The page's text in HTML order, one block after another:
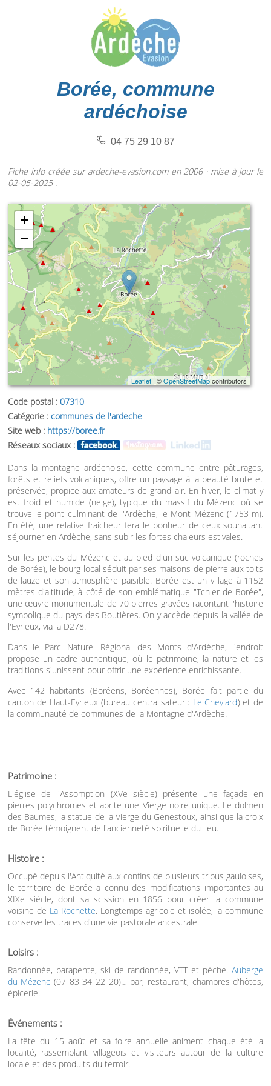
Borée, commune
ardéchoise
04 75 29 10 87
Fiche info créée sur ardeche-evasion.com en 2006 · mise à jour le
02-05-2025 :
+
−
Leaflet| ©OpenStreetMapcontributors
Code postal : 07310
Catégorie : communes de l'ardeche
Site web : https://boree.fr
Réseaux sociaux :
Dans la montagne ardéchoise, cette commune entre pâturages,
forêts et reliefs volcaniques, offre un paysage à la beauté brute et
préservée, propice aux amateurs de grand air. En hiver, le climat y
est froid et humide (neige), typique du massif du Mézenc où se
trouve le point culminant de l'Ardèche, le Mont Mézenc (1753 m).
En été, une relative fraicheur fera le bonheur de ceux souhaitant
séjourner en Ardèche, sans subir les fortes chaleurs estivales.
Sur les pentes du Mézenc et au pied d'un suc volcanique (roches
de Borée), le bourg local séduit par ses maisons de pierre aux toits
de lauze et son atmosphère paisible. Borée est un village à 1152
mètres d'altitude, à côté de son emblématique "Tchier de Borée",
une œuvre monumentale de 70 pierres gravées racontant l'histoire
symbolique du pays des Boutières. On y accède depuis la vallée de
l'Eyrieux, via la D278.
Dans le Parc Naturel Régional des Monts d'Ardèche, l'endroit
propose un cadre authentique, où le patrimoine, la nature et les
traditions s'unissent pour offrir une expérience enrichissante.
Avec 142 habitants (Boréens, Boréennes), Borée fait partie du
canton de Haut-Eyrieux (bureau centralisateur : Le Cheylard) et de
la communauté de communes de la Montagne d'Ardèche.
Patrimoine :
L'église de l'Assomption (XVe siècle) présente une façade en
pierres polychromes et abrite une Vierge noire unique. Le dolmen
des Baumes, la statue de la Vierge du Genestoux, ainsi que la croix
de Borée témoignent de l'ancienneté spirituelle du lieu.
Histoire :
Occupé depuis l'Antiquité aux confins de plusieurs tribus gauloises,
le territoire de Borée a connu des modifications importantes au
XIXe siècle, dont sa scission en 1856 pour créer la commune
voisine de La Rochette. Longtemps agricole et isolée, la commune
conserve les traces d'une vie pastorale ancestrale.
Loisirs :
Randonnée, parapente, ski de randonnée, VTT et pêche.Auberge
du Mézenc (07 83 34 22 20)… bar, restaurant, chambres d'hôtes,
épicerie.
Événements :
La fête du 15 août et sa foire annuelle animent chaque été la
localité, rassemblant villageois et visiteurs autour de la culture
locale et des produits du terroir.